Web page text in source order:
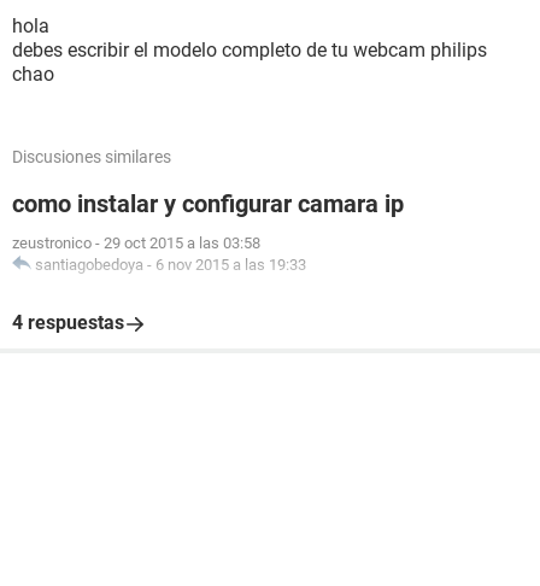
hola
debes escribir el modelo completo de tu webcam philips
chao
Discusiones similares
como instalar y configurar camara ip
zeustronico - 29 oct 2015 a las 03:58
santiagobedoya - 6 nov 2015 a las 19:33
4 respuestas